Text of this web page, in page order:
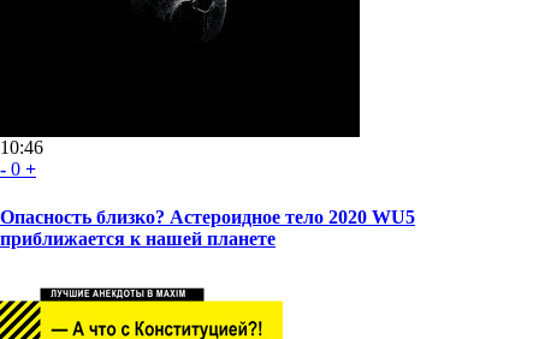
10:46
- 0 +
Опасность близко? Астероидное тело 2020 WU5
приближается к нашей планете